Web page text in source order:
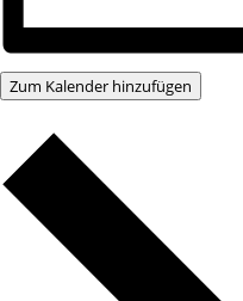
Zum Kalender hinzufügen